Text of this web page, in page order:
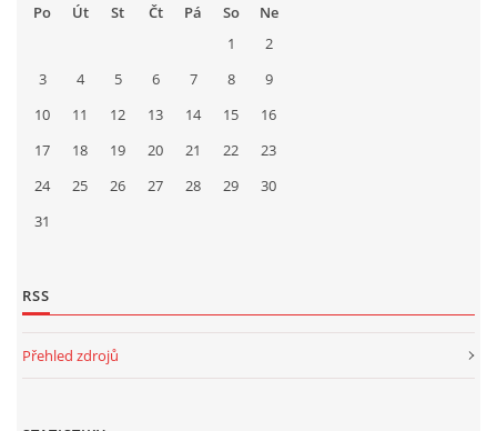
Po
Út St Čt Pá So
Ne
1
2
3
4 5 6 7 8
9
10
11 12 13 14 15
16
17
18 19 20 21 22
23
24
25 26 27 28 29
30
31
RSS
Přehled zdrojů